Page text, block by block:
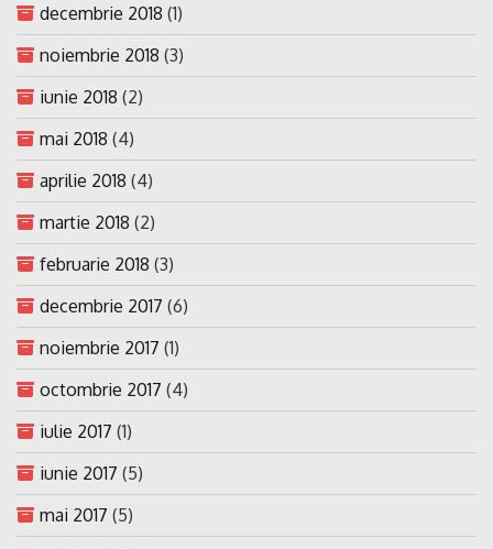
decembrie 2018 (1)
noiembrie 2018 (3)
iunie 2018 (2)
mai 2018 (4)
aprilie 2018 (4)
martie 2018 (2)
februarie 2018 (3)
decembrie 2017 (6)
noiembrie 2017 (1)
octombrie 2017 (4)
iulie 2017 (1)
iunie 2017 (5)
mai 2017 (5)